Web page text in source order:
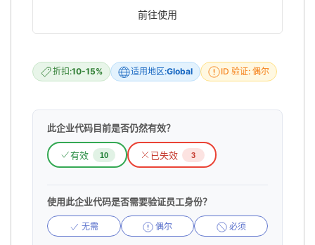
前往使用
折扣:10-15% 适用地区:Global ID 验证: 偶尔
此企业代码目前是否仍然有效？
有效 10 已失效 3
使用此企业代码是否需要验证员工身份？
无需 偶尔 必须